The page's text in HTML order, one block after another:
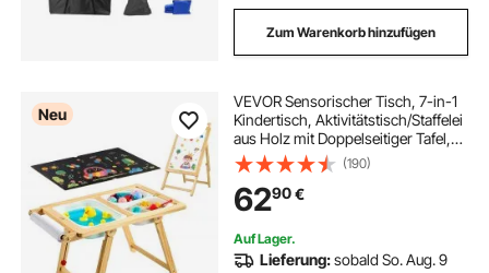
Zum Warenkorb hinzufügen
Neu
VEVOR Sensorischer Tisch, 7-in-1
Kindertisch, Aktivitätstisch/Staffelei
aus Holz mit Doppelseitiger Tafel,
Aufbewahrungsboxen, Spiel-Sand-
& Wassertisch, für Kinder im Alter
von 3-6 Jahren
(190)
6290€
Auf Lager.
Lieferung:sobald So. Aug. 9